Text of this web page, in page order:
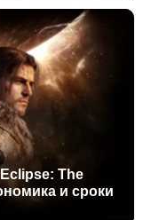
The
и сроки